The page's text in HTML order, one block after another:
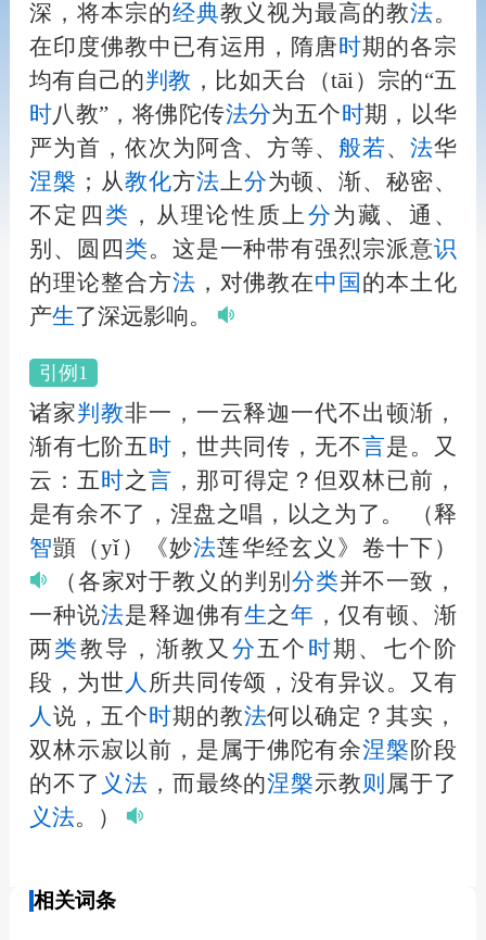
深，将本宗的经典教义视为最高的教法。
在印度佛教中已有运用，隋唐 时期的各宗
均有自己的判教 ，比如天台（tāi）宗的“五
时八教”，将佛陀传法分为五个 时期，以华
严为首，依次为阿含、方等、般若、法华
涅槃 ；从教化方法 上分为顿、渐、秘密、
不定四 类 ，从理论性质上 分为藏、通、
别、圆四 类。这是一种带有强烈宗派意识
的理论整合方法 ，对佛教在中国 的本土化
产生了深远影响。
引例1
诸家判教非一，一云释迦一代不出顿渐，
渐有七阶五 时 ，世共同传，无不言是。又
云：五 时之言 ，那可得定？但双林已前，
是有余不了，涅盘之唱，以之为了。
（释
智顗（yǐ）《妙法莲华经玄义》卷十下）
（各家对于教义的判别 分类并不一致，
一种说法是释迦佛有生之年 ，仅有顿、渐
两 类教导，渐教又 分五个 时期、七个阶
段，为世 人 所共同传颂，没有异议。又有
人 说，五个 时期的教法何以确定？其实，
双林示寂以前，是属于佛陀有余涅槃 阶段
的不了 义 法 ，而最终的涅槃示教则 属于了
义法。）
相关词条